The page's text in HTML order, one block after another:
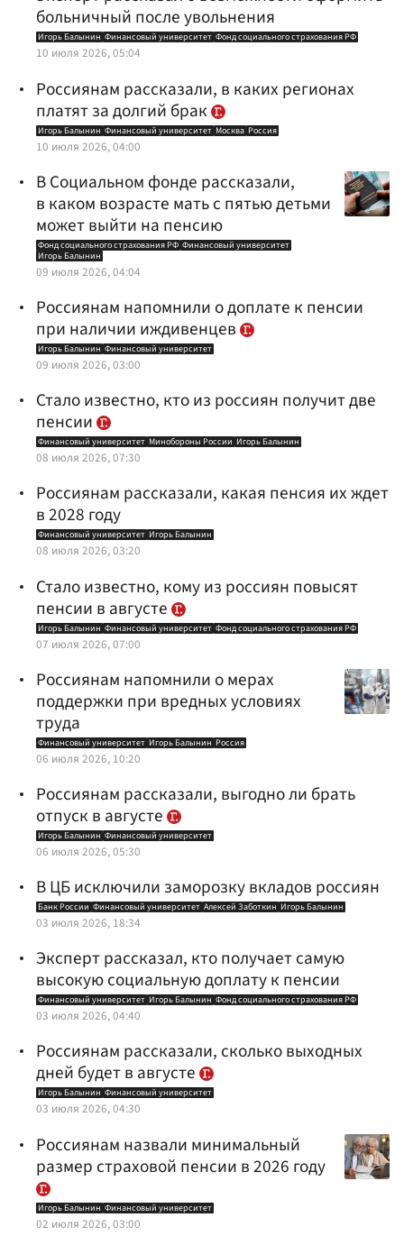
больничный после увольнения
Игорь Балынин Финансовый университет Фонд социального страхования РФ
10 июля 2026, 05:04
Россиянам рассказали, в каких регионах
платят за долгий брак
Игорь Балынин Финансовый университет Москва Россия
10 июля 2026, 04:00
В Социальном фонде рассказали,
в каком возрасте мать с пятью детьми
может выйти на пенсию
Фонд социального страхования РФ Финансовый университет
Игорь Балынин
09 июля 2026, 04:04
Россиянам напомнили о доплате к пенсии
при наличии иждивенцев
Игорь Балынин Финансовый университет
09 июля 2026, 03:00
Стало известно, кто из россиян получит две
пенсии
Финансовый университет Минобороны России Игорь Балынин
08 июля 2026, 07:30
Россиянам рассказали, какая пенсия их ждет
в 2028 году
Финансовый университет Игорь Балынин
08 июля 2026, 03:20
Стало известно, кому из россиян повысят
пенсии в августе
Игорь Балынин Финансовый университет Фонд социального страхования РФ
07 июля 2026, 07:00
Россиянам напомнили о мерах
поддержки при вредных условиях
труда
Финансовый университет Игорь Балынин Россия
06 июля 2026, 10:20
Россиянам рассказали, выгодно ли брать
отпуск в августе
Игорь Балынин Финансовый университет
06 июля 2026, 05:30
В ЦБ исключили заморозку вкладов россиян
Банк России Финансовый университет Алексей Заботкин Игорь Балынин
03 июля 2026, 18:34
Эксперт рассказал, кто получает самую
высокую социальную доплату к пенсии
Финансовый университет Игорь Балынин Фонд социального страхования РФ
03 июля 2026, 04:40
Россиянам рассказали, сколько выходных
дней будет в августе
Игорь Балынин Финансовый университет
03 июля 2026, 04:30
Россиянам назвали минимальный
размер страховой пенсии в 2026 году
Игорь Балынин Финансовый университет
02 июля 2026, 03:00